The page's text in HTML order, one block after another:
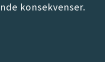
konsekvenser.